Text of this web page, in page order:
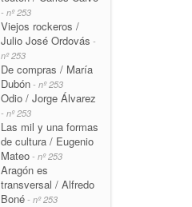
- nº 253
Viejos rockeros /
Julio José Ordovás -
nº 253
De compras / María
Dubón - nº 253
Odio / Jorge Álvarez
- nº 253
Las mil y una formas
de cultura / Eugenio
Mateo - nº 253
Aragón es
transversal / Alfredo
Boné - nº 253